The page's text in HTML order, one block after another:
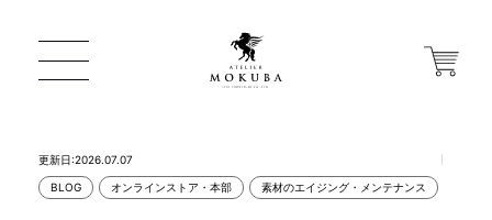
更新日:2026.07.07
BLOG オンラインストア・本部 素材のエイジング・メンテナンス